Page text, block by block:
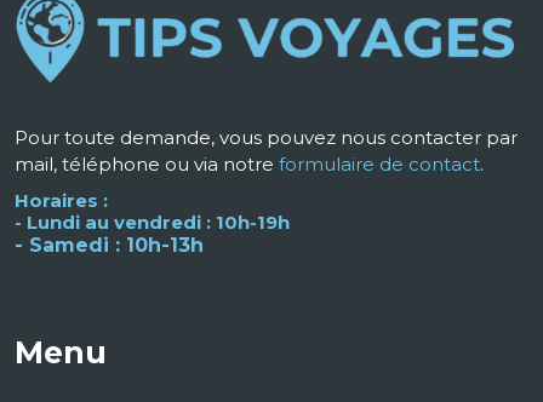
Pour toute demande, vous pouvez nous contacter par
mail, téléphone ou via notre formulaire de contact.
Horaires :
- Lundi au vendredi : 10h-19h
- Samedi : 10h-13h
Menu